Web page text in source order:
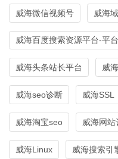
威海微信视频号 威海
威海百度搜索资源平台-平
威海头条站长平台 威
威海seo诊断 威海SSL
威海淘宝seo 威海网站
威海Linux 威海搜索引